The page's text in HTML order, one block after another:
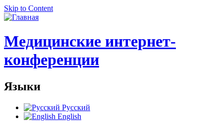
Skip to Content
Медицинские интернет-
конференции
Языки
Русский
English